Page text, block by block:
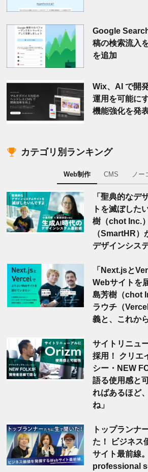
Google
稿の検索流入
を追加
Wix、AI で開
運用を可能に
機能強化を発
カテゴリ別ランキング
Web制作 CMS ノー
「聖典的なデ
トを滅ぼした
樹（chot Inc.
（SmartHR
デザインシス
「Next.jsと
Webサイトを
島芳樹（chot
ラウチ（
義と、これか
サイトリニュ
採用！ クリエ
シー・NEW
語る使用感と
ればあるほど
ね」
トップランナ
た！ ビジネス
サイト最前線
professional